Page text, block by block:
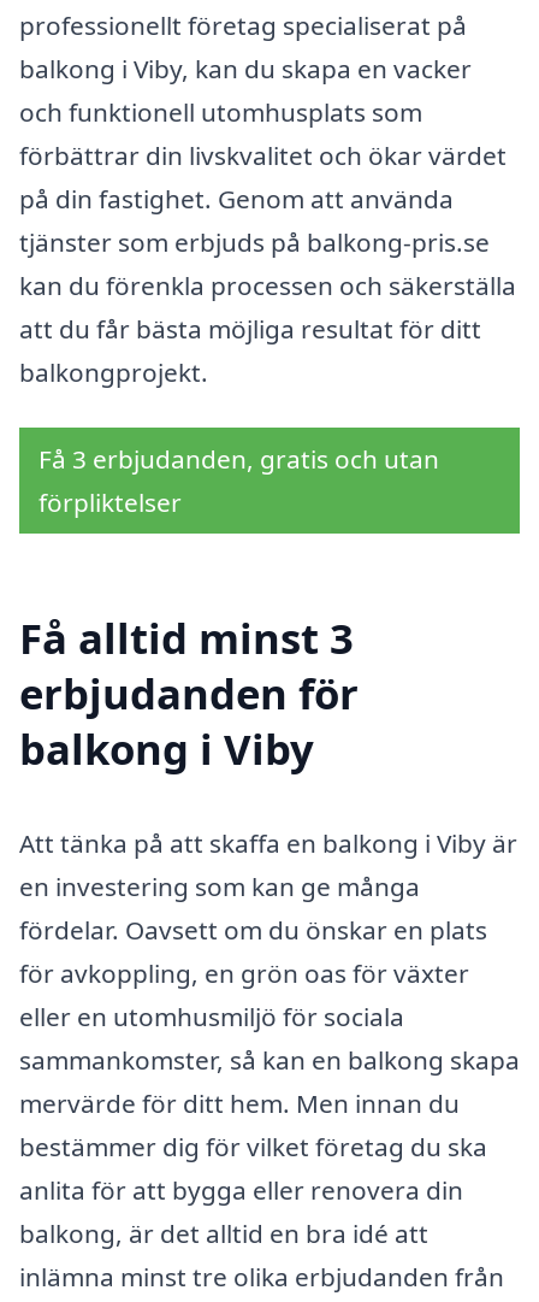
professionellt företag specialiserat på
balkong i Viby, kan du skapa en vacker
och funktionell utomhusplats som
förbättrar din livskvalitet och ökar värdet
på din fastighet. Genom att använda
tjänster som erbjuds på balkong-pris.se
kan du förenkla processen och säkerställa
att du får bästa möjliga resultat för ditt
balkongprojekt.
Få 3 erbjudanden, gratis och utan
förpliktelser
Få alltid minst 3
erbjudanden för
balkong i Viby
Att tänka på att skaffa en balkong i Viby är
en investering som kan ge många
fördelar. Oavsett om du önskar en plats
för avkoppling, en grön oas för växter
eller en utomhusmiljö för sociala
sammankomster, så kan en balkong skapa
mervärde för ditt hem. Men innan du
bestämmer dig för vilket företag du ska
anlita för att bygga eller renovera din
balkong, är det alltid en bra idé att
inlämna minst tre olika erbjudanden från